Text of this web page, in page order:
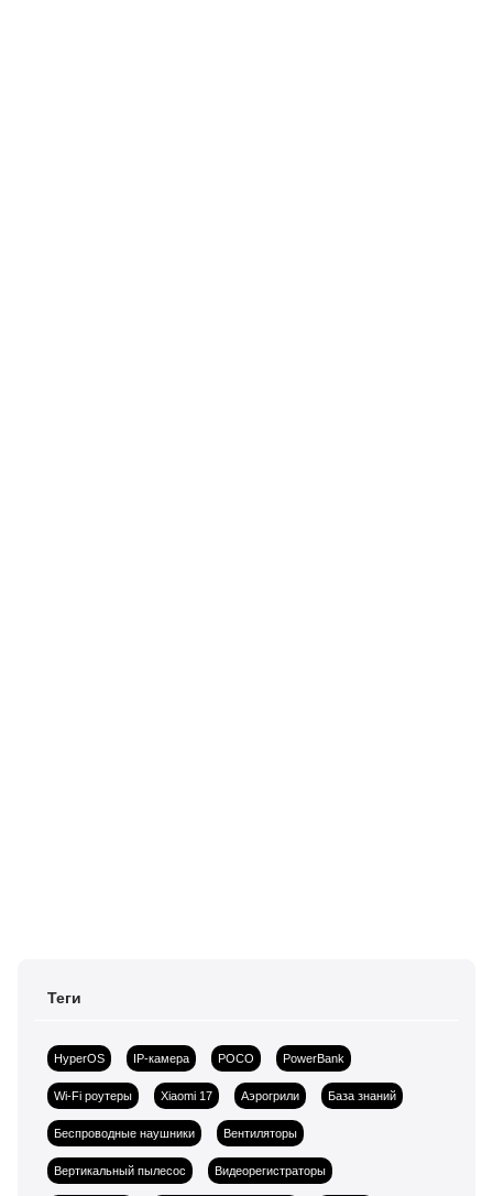
Теги
HyperOS IP-камера POCO PowerBank
Wi-Fi роутеры Xiaomi 17 Аэрогрили База знаний
Беспроводные наушники Вентиляторы
Вертикальный пылесос Видеорегистраторы